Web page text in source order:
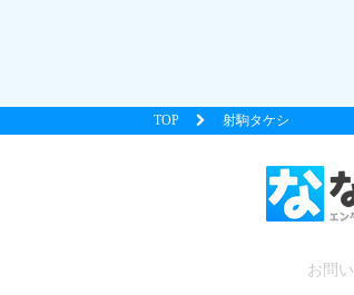
TOP 射駒タケシ
お問